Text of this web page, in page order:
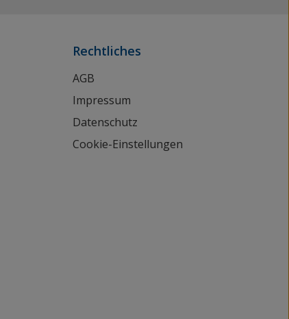
Rechtliches
AGB
Impressum
Datenschutz
Cookie-Einstellungen